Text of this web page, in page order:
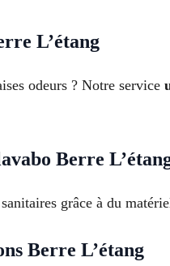
L’étang
odeurs ? Notre service
Berre
grâce à du
Berre L’étang